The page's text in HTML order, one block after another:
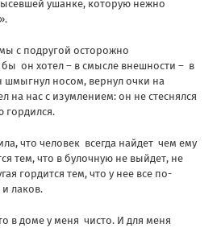
ушанке, которую нежно
с подругой осторожно
бы он хотел – в смысле внешности – в
носом, вернул очки на
на нас с изумлением: он не стеснялся
гордился.
что человек всегда найдет чем ему
тем, что в булочную не выйдет, не
гордится тем, что у нее все по-
лаков.
в доме у меня чисто. И для меня